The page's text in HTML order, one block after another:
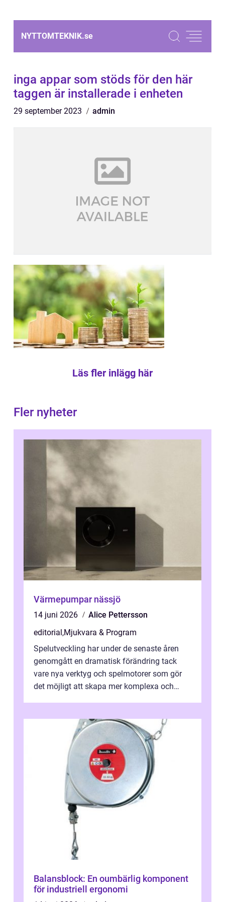
NYTTOMTEKNIK.se
inga appar som stöds för den här
taggen är installerade i enheten
29 september 2023 admin
Läs fler inlägg här
Fler nyheter
Värmepumpar nässjö
14 juni 2026
Alice Pettersson
editorial,Mjukvara & Program
Spelutveckling har under de senaste åren
genomgått en dramatisk förändring tack
vare nya verktyg och spelmotorer som gör
det möjligt att skapa mer komplexa och
Balansblock: En oumbärlig komponent
för industriell ergonomi